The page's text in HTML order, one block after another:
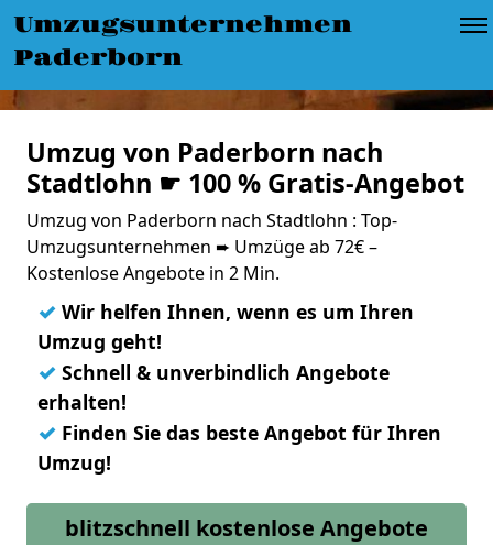
Umzugsunternehmen
Paderborn
Umzug von Paderborn nach
Stadtlohn ☛ 100 % Gratis-Angebot
Umzug von Paderborn nach Stadtlohn : Top-
Umzugsunternehmen ➨ Umzüge ab 72€ –
Kostenlose Angebote in 2 Min.
✓ Wir helfen Ihnen, wenn es um Ihren
Umzug geht!
✓ Schnell & unverbindlich Angebote
erhalten!
✓ Finden Sie das beste Angebot für Ihren
Umzug!
blitzschnell kostenlose Angebote